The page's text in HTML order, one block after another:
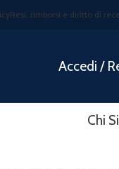
Resi, rimborsi e diritto di
Accedi /
Chi